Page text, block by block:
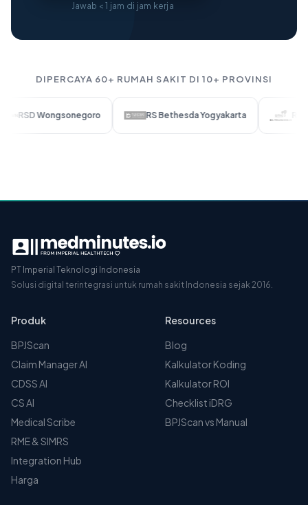
Jawab < 1 jam di jam kerja
DIPERCAYA 60+ RUMAH SAKIT DI 10+ PROVINSI
RS Bethesda Yogyakarta RS SMC
PT Imperial Teknologi Indonesia
Solusi digital terintegrasi untuk rumah sakit Indonesia sejak 2016.
Produk
BPJScan
Claim Manager AI
CDSS AI
CS AI
Medical Scribe
RME & SIMRS
Integration Hub
Harga
Resources
Blog
Kalkulator Koding
Kalkulator ROI
Checklist iDRG
BPJScan vs Manual